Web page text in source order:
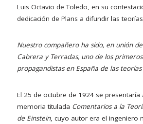
Luis Octavio de Toledo, en su
dedicación de Plans a difundir las
Nuestro compañero ha sido, en unión
Cabrera y Terradas, uno de los
propagandistas en España de las
El 25 de octubre de 1924 se presentaría
memoria titulada Comentarios a la
de Einstein, cuyo autor era el ingeniero